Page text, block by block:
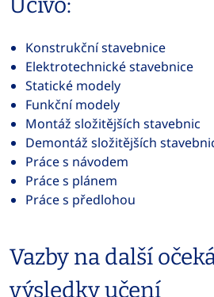
Konstrukční stavebnice
Elektrotechnické stavebnice
Statické modely
Funkční modely
Montáž složitějších stavebnic
Demontáž složitějších
Práce s návodem
Práce s plánem
Práce s předlohou
Vazby na další
výsledky učení